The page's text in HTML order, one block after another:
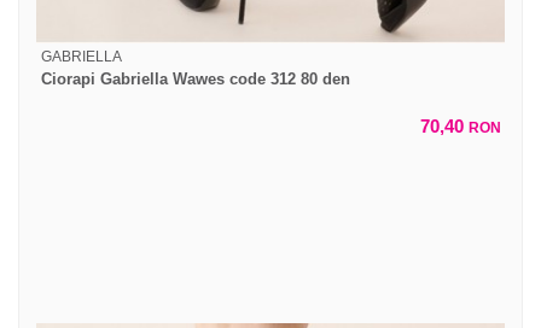
GABRIELLA
Ciorapi Gabriella Wawes code 312 80 den
70,40 RON